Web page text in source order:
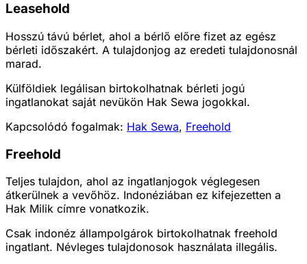
Leasehold
Hosszú távú bérlet, ahol a bérlő előre fizet az egész
bérleti időszakért. A tulajdonjog az eredeti tulajdonosnál
marad.
Külföldiek legálisan birtokolhatnak bérleti jogú
ingatlanokat saját nevükön Hak Sewa jogokkal.
Kapcsolódó fogalmak: Hak Sewa, Freehold
Freehold
Teljes tulajdon, ahol az ingatlanjogok véglegesen
átkerülnek a vevőhöz. Indonéziában ez kifejezetten a
Hak Milik címre vonatkozik.
Csak indonéz állampolgárok birtokolhatnak freehold
ingatlant. Névleges tulajdonosok használata illegális.